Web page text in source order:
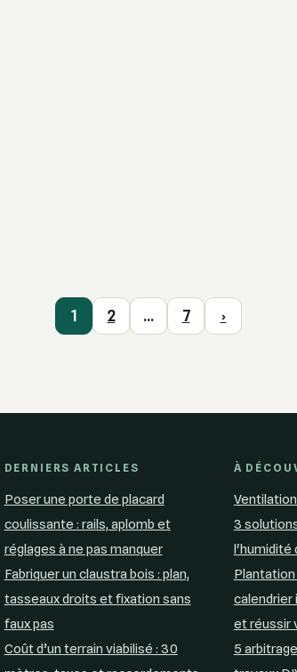
1 2 … 7 ›
DERNIERS ARTICLES
Poser une porte de placard
coulissante : rails, aplomb et
réglages à ne pas manquer
Fabriquer un claustra bois : plan,
tasseaux droits et fixation sans
faux pas
Coût d’un terrain viabilisé : 30
À
3
l'humidité
Plantation
calendrier
et réussir
5